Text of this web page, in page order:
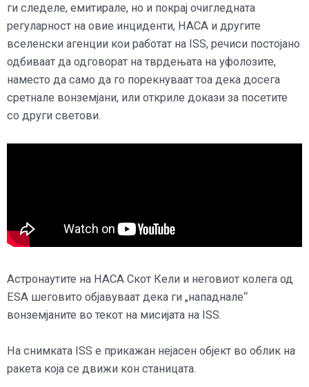
ги следеле, емитирале, но и покрај очигледната
регуларност на овие инциденти, НАСА и другите
вселенски агенции кои работат на ISS, речиси постојано
одбиваат да одговорат на тврдењата на уфолозите,
наместо да само да го порекнуваат тоа дека досега
сретнале вонземјани, или откриле докази за посетите
со други светови.
Астронаутите на НАСА Скот Кели и неговиот колега од
ESA шеговито објавуваат дека ги „нападнале“
вонземјаните во текот на мисијата на ISS.
На снимката ISS е прикажан нејасен објект во облик на
ракета која се движи кон станицата.